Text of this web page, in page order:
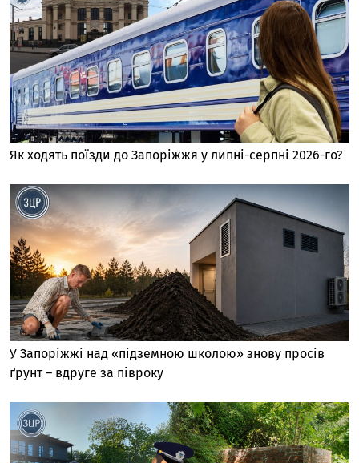
Як ходять поїзди до Запоріжжя у липні-серпні 2026-го?
У Запоріжжі над «підземною школою» знову просів
ґрунт – вдруге за півроку